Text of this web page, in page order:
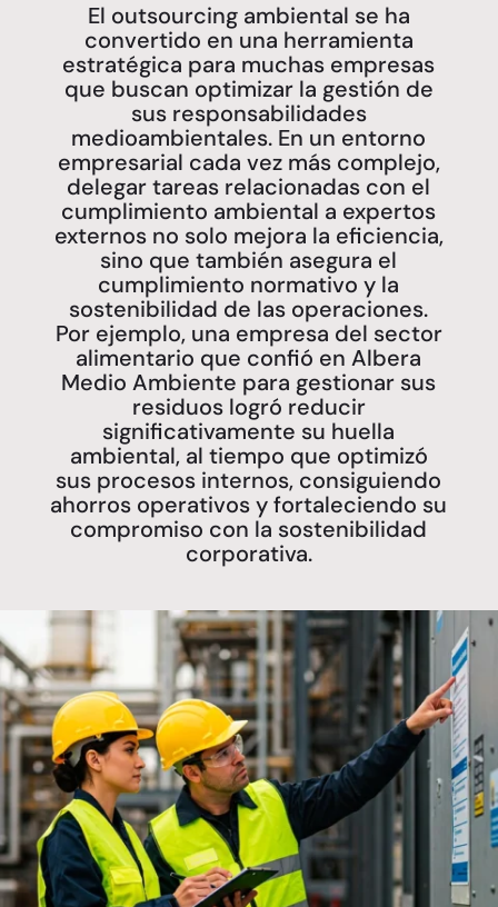
El outsourcing ambiental se ha
convertido en una herramienta
estratégica para muchas empresas
que buscan optimizar la gestión de
sus responsabilidades
medioambientales. En un entorno
empresarial cada vez más complejo,
delegar tareas relacionadas con el
cumplimiento ambiental a expertos
externos no solo mejora la eficiencia,
sino que también asegura el
cumplimiento normativo y la
sostenibilidad de las operaciones.
Por ejemplo, una empresa del sector
alimentario que confió en Albera
Medio Ambiente para gestionar sus
residuos logró reducir
significativamente su huella
ambiental, al tiempo que optimizó
sus procesos internos, consiguiendo
ahorros operativos y fortaleciendo su
compromiso con la sostenibilidad
corporativa.